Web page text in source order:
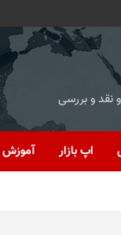
نقد و بررسی
اپ بازار آموزش